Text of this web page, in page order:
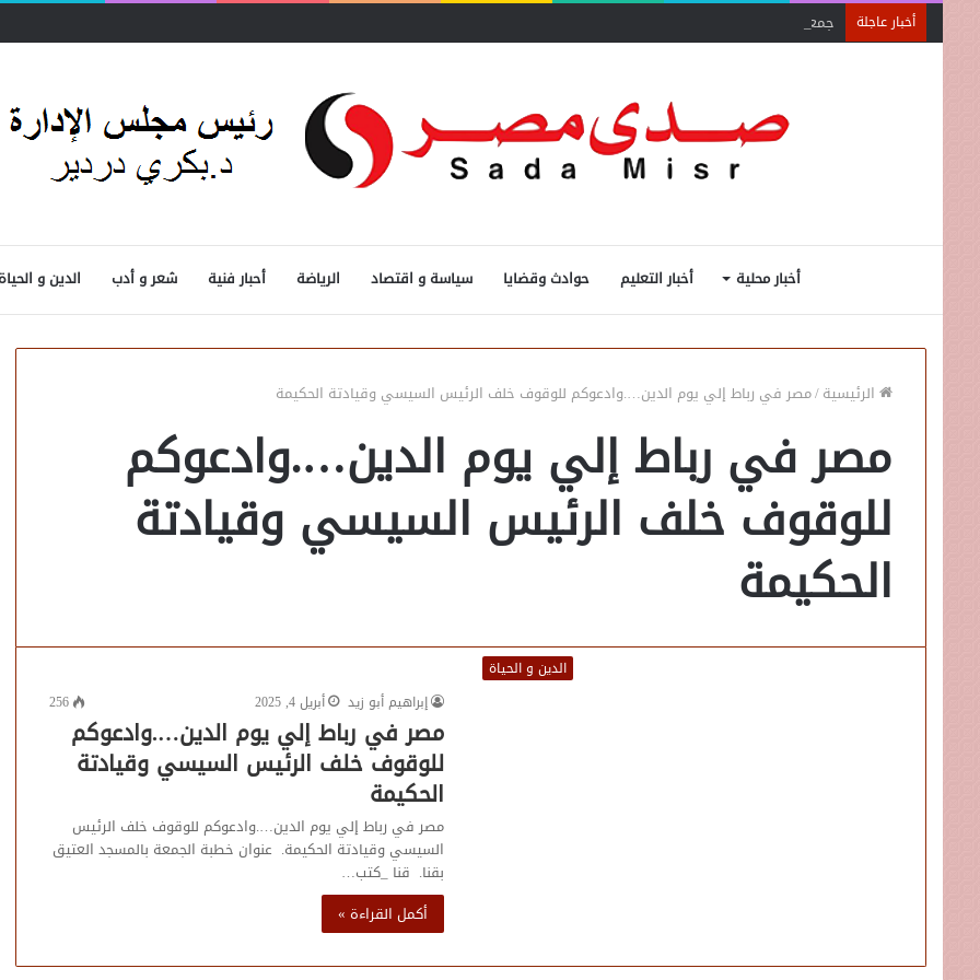
أخبار عاجلة جمعية الخبراء: 5 مميزات ضريبية في مبادرة «مزرعتك في مصر»
أخبار محلية أخبار التعليم حوادث وقضايا سياسة و اقتصاد الرياضة أحبار فنية شعر و أدب الدين و الحياة
الرئيسية/مصر في رباط إلي يوم الدين….وادعوكم للوقوف خلف الرئيس السيسي وقيادتة الحكيمة
مصر في رباط إلي يوم الدين….وادعوكم
للوقوف خلف الرئيس السيسي وقيادتة
الحكيمة
الدين و الحياة
إبراهيم أبو زيد
أبريل 4, 2025 256
مصر في رباط إلي يوم الدين….وادعوكم
للوقوف خلف الرئيس السيسي وقيادتة
الحكيمة
مصر في رباط إلي يوم الدين….وادعوكم للوقوف خلف الرئيس
السيسي وقيادتة الحكيمة. عنوان خطبة الجمعة بالمسجد العتيق
بقنا. قنا _كتب…
أكمل القراءة »